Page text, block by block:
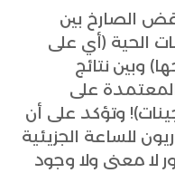
الصارخ بين
الحية (أي على
وبين نتائج
على
وتؤكد على أن
للساعة الجزيئية
لا معنى ولا وجود